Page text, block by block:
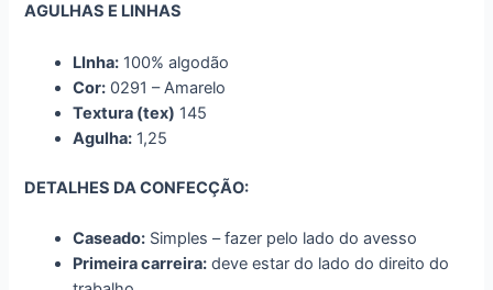
AGULHAS E LINHAS
LInha: 100% algodão
Cor: 0291 – Amarelo
Textura (tex) 145
Agulha: 1,25
DETALHES DA CONFECÇÃO:
Caseado: Simples – fazer pelo lado do avesso
Primeira carreira: deve estar do lado do direito do